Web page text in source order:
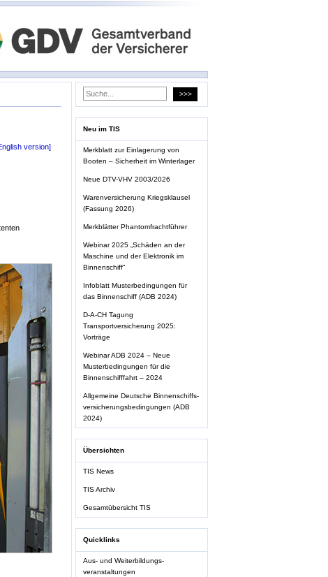
version]
Neu im TIS
Merkblatt zur Einlagerung von
Booten – Sicherheit im Winterlager
Neue DTV-VHV 2003/2026
Warenversicherung Kriegsklausel
(Fassung 2026)
Merkblätter Phantomfrachtführer
Webinar 2025 „Schäden an der
Maschine und der Elektronik im
Binnenschiff“
Infoblatt Musterbedingungen für
das Binnenschiff (ADB 2024)
D-A-CH Tagung
Transportversicherung 2025:
Vorträge
Webinar ADB 2024 – Neue
Musterbedingungen für die
Binnenschifffahrt – 2024
Allgemeine Deutsche Binnenschiffs-
versicherungsbedingungen (ADB
2024)
Übersichten
TIS News
TIS Archiv
Gesamtübersicht TIS
Quicklinks
Aus- und Weiterbildungs-
veranstaltungen